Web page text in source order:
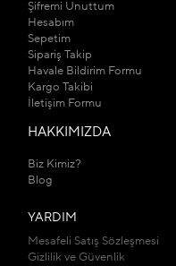
Şifremi Unuttum
Hesabım
Sepetim
Sipariş Takip
Havale Bildirim Formu
Kargo Takibi
İletişim Formu
HAKKIMIZDA
Biz Kimiz?
Blog
YARDIM
Mesafeli Satış Sözleşmesi
Gizlilik ve Güvenlik